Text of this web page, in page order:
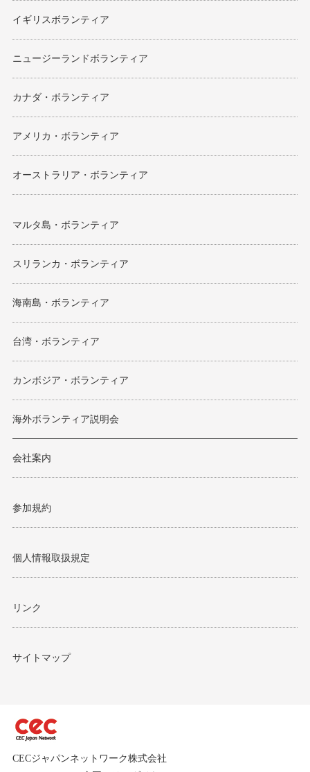
イギリスボランティア
ニュージーランドボランティア
カナダ・ボランティア
アメリカ・ボランティア
オーストラリア・ボランティア
マルタ島・ボランティア
スリランカ・ボランティア
海南島・ボランティア
台湾・ボランティア
カンボジア・ボランティア
海外ボランティア説明会
会社案内
参加規約
個人情報取扱規定
リンク
サイトマップ
CECジャパンネットワーク株式会社